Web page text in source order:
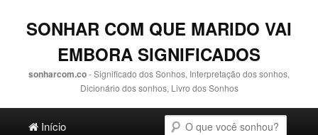
SONHAR COM QUE MARIDO VAI
EMBORA SIGNIFICADOS
sonharcom.co- Significado dos Sonhos, Interpretação dos sonhos,
Dicionário dos sonhos, Livro dos Sonhos
Ir para o conteúdo principal
Ir para o conteúdo secundário
Início